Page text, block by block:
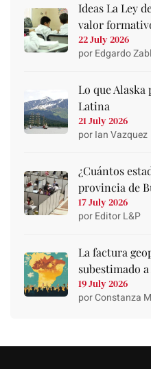
Ideas La Ley
valor
22 July 2026
por Edgardo
Lo que Alaska
Latina
21 July 2026
por Ian Vazquez
¿Cuántos
provincia de
17 July 2026
por Editor L&P
La factura
subestimado
19 July 2026
por Constanza